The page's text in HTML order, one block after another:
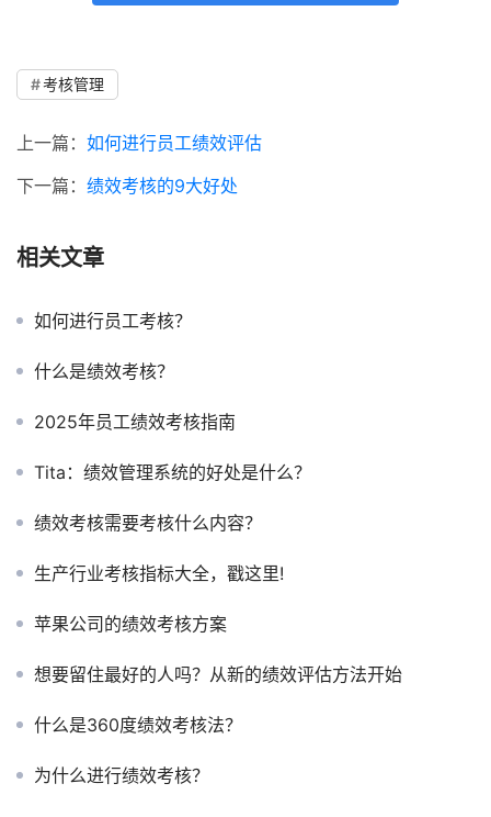
考核管理
上一篇： 如何进行员工绩效评估
下一篇： 绩效考核的9大好处
相关文章
如何进行员工考核？
什么是绩效考核？
2025年员工绩效考核指南
Tita：绩效管理系统的好处是什么？
绩效考核需要考核什么内容？
生产行业考核指标大全，戳这里!
苹果公司的绩效考核方案
想要留住最好的人吗？从新的绩效评估方法开始
什么是360度绩效考核法？
为什么进行绩效考核？